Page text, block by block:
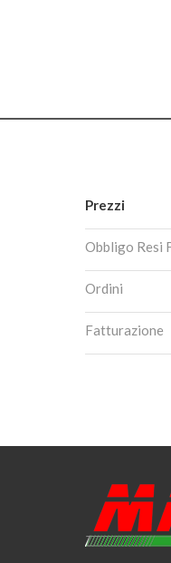
Prezzi
Obbligo Resi
Ordini
Fatturazione